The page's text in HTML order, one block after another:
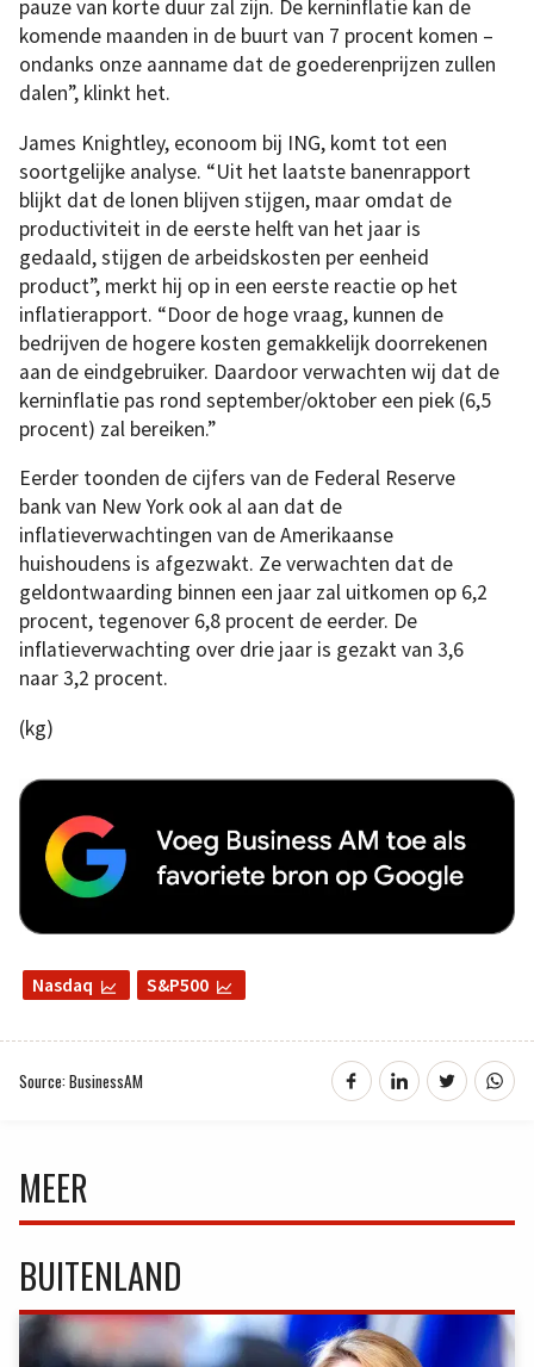
pauze van korte duur zal zijn. De kerninflatie kan de
komende maanden in de buurt van 7 procent komen –
ondanks onze aanname dat de goederenprijzen zullen
dalen”, klinkt het.
James Knightley, econoom bij ING, komt tot een
soortgelijke analyse. “Uit het laatste banenrapport
blijkt dat de lonen blijven stijgen, maar omdat de
productiviteit in de eerste helft van het jaar is
gedaald, stijgen de arbeidskosten per eenheid
product”, merkt hij op in een eerste reactie op het
inflatierapport. “Door de hoge vraag, kunnen de
bedrijven de hogere kosten gemakkelijk doorrekenen
aan de eindgebruiker. Daardoor verwachten wij dat de
kerninflatie pas rond september/oktober een piek (6,5
procent) zal bereiken.”
Eerder toonden de cijfers van de Federal Reserve
bank van New York ook al aan dat de
inflatieverwachtingen van de Amerikaanse
huishoudens is afgezwakt. Ze verwachten dat de
geldontwaarding binnen een jaar zal uitkomen op 6,2
procent, tegenover 6,8 procent de eerder. De
inflatieverwachting over drie jaar is gezakt van 3,6
naar 3,2 procent.
(kg)
Nasdaq S&P500
Source: BusinessAM
MEER
BUITENLAND